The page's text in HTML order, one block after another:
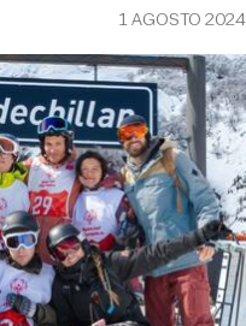
1 AGOSTO 2024